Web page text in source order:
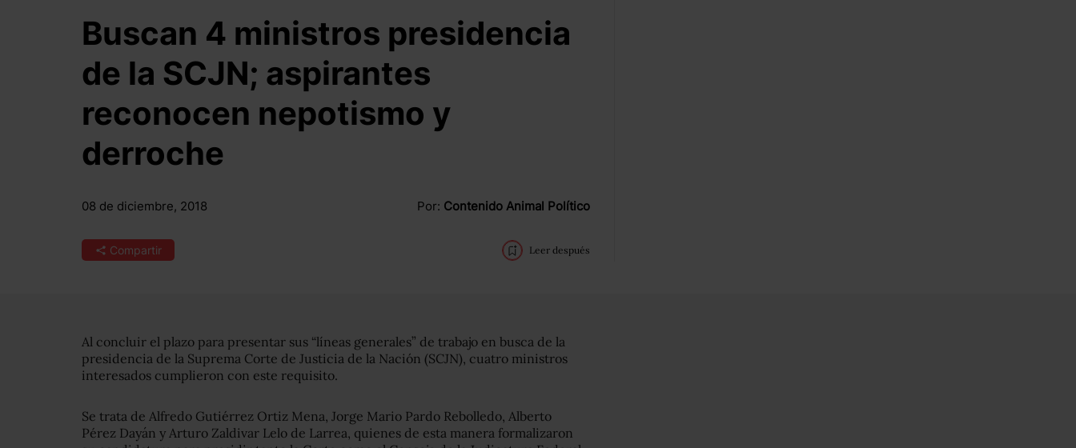
Buscan 4 ministros presidencia
de la SCJN; aspirantes
reconocen nepotismo y
derroche
08 de diciembre, 2018 Por: Contenido Animal Político
Compartir Leer después
Al concluir el plazo para presentar sus “líneas generales” de trabajo en busca de la
presidencia de la Suprema Corte de Justicia de la Nación (SCJN), cuatro ministros
interesados cumplieron con este requisito.
Se trata de Alfredo Gutiérrez Ortiz Mena, Jorge Mario Pardo Rebolledo, Alberto
Pérez Dayán y Arturo Zaldivar Lelo de Larrea, quienes de esta manera formalizaron